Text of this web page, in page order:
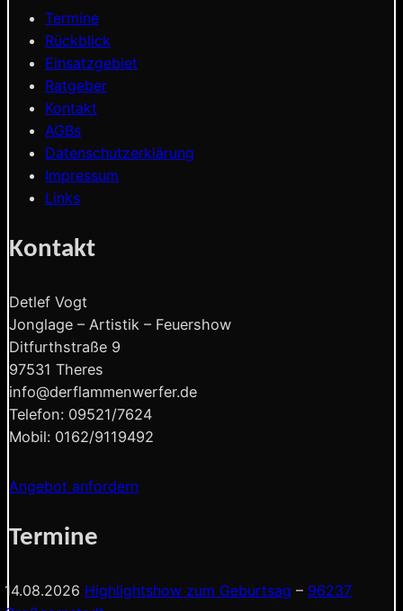
Termine
Rückblick
Einsatzgebiet
Ratgeber
Kontakt
AGBs
Datenschutzerklärung
Impressum
Links
Kontakt
Detlef Vogt
Jonglage – Artistik – Feuershow
Ditfurthstraße 9
97531 Theres
info@derflammenwerfer.de
Telefon: 09521/7624
Mobil: 0162/9119492
Angebot anfordern
Termine
14.08.2026 Highlightshow zum Geburtsag – 96237